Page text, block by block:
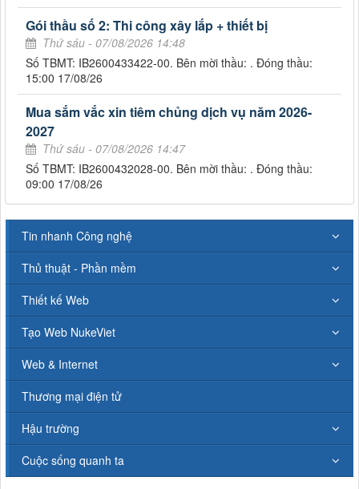
Gói thầu số 2: Thi công xây lắp + thiết bị
Thứ sáu - 07/08/2026 14:48
Số TBMT: IB2600433422-00. Bên mời thầu: . Đóng thầu:
15:00 17/08/26
Mua sắm vắc xin tiêm chủng dịch vụ năm 2026-
2027
Thứ sáu - 07/08/2026 14:47
Số TBMT: IB2600432028-00. Bên mời thầu: . Đóng thầu:
09:00 17/08/26
Tin nhanh Công nghệ
Thủ thuật - Phần mềm
Thiết kế Web
Tạo Web NukeViet
Web & Internet
Thương mại điện tử
Hậu trường
Cuộc sống quanh ta